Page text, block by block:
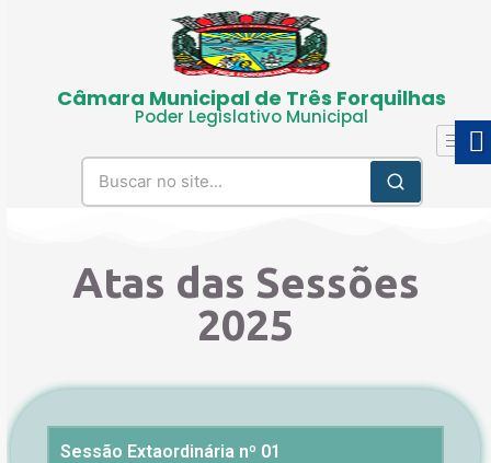
Câmara Municipal de Três Forquilhas
Poder Legislativo Municipal
Atas das Sessões
2025
Sessão Extaordinária nº 01